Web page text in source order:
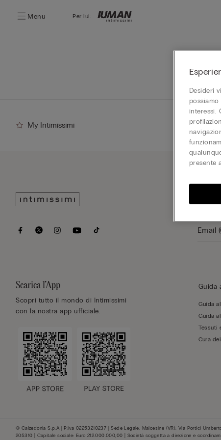
Menu Per lui:
My Intimissimi
Scarica l’App
Scopri tutto il mondo di Intimissimi
con la nostra app ufficiale.
Guida
Guida
Guida
Tessuti
Cura
© Calzedonia S.p.A | P.iva 02253210237 | Sede Legale: Malcesine (VR), Via Portici
205310 | Capitale sociale: Euro 212.000.000,00 | Società soggetta a direzione e
Desideri
interessi.
presente